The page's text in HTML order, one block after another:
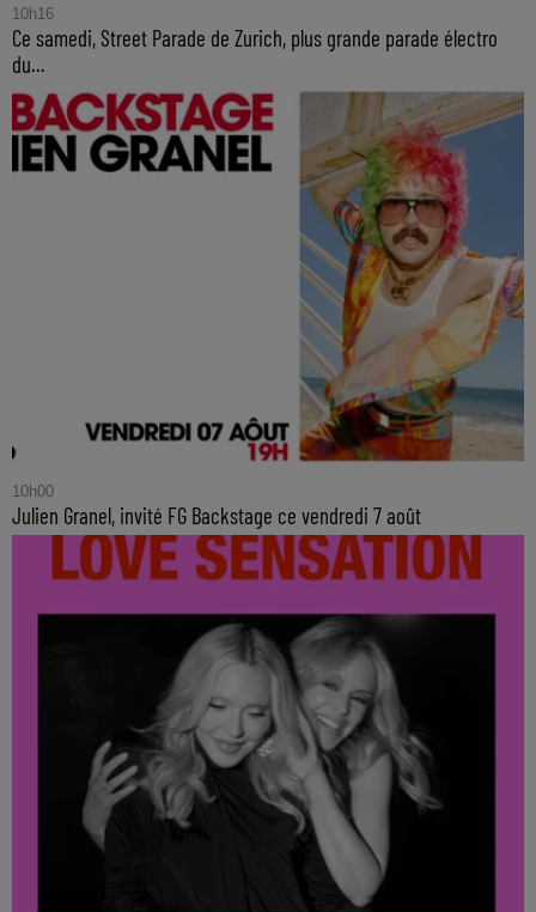
10h16
Ce samedi, Street Parade de Zurich, plus grande parade électro
du...
10h00
Julien Granel, invité FG Backstage ce vendredi 7 août